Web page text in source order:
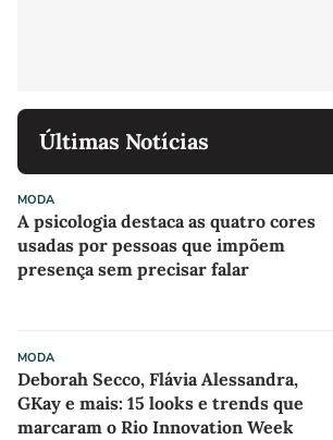
Últimas Notícias
MODA
A psicologia destaca as quatro cores
usadas por pessoas que impõem
presença sem precisar falar
MODA
Deborah Secco, Flávia Alessandra,
GKay e mais: 15 looks e trends que
marcaram o Rio Innovation Week